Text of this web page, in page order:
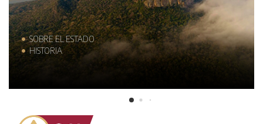
MUNICIPIOS
TRAJES TÍPICOS